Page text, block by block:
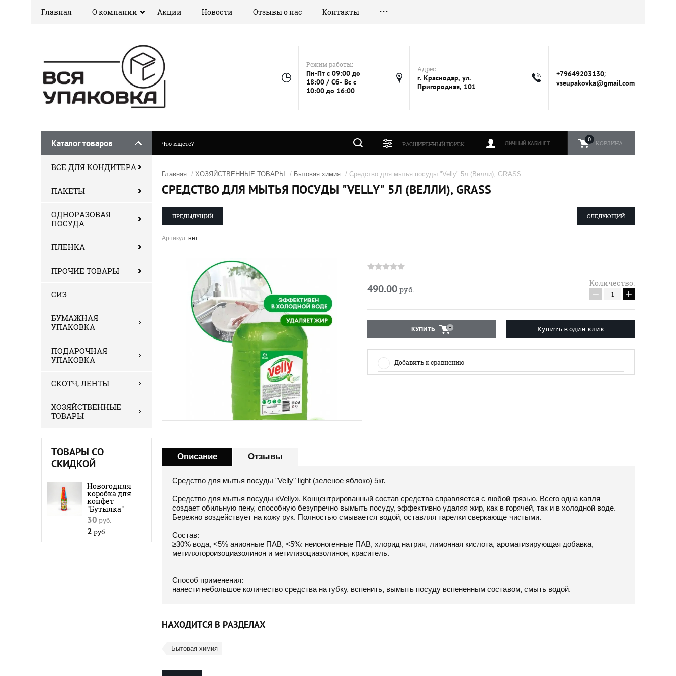
Главная О компании Акции Новости Отзывы о нас Контакты
Режим работы:
Пн-Пт с 09:00 до
18:00 / Сб- Вс с
10:00 до 16:00
Адрес:
г. Краснодар, ул.
Пригородная, 101
+79649203130;
vseupakovka@gmail.com
Каталог товаров КОРЗИНА
0
ЛИЧНЫЙ КАБИНЕТ
РАСШИРЕННЫЙ ПОИСК
ВСЕ ДЛЯ КОНДИТЕРА
ПАКЕТЫ
ОДНОРАЗОВАЯ
ПОСУДА
ПЛЕНКА
ПРОЧИЕ ТОВАРЫ
СИЗ
БУМАЖНАЯ
УПАКОВКА
ПОДАРОЧНАЯ
УПАКОВКА
СКОТЧ, ЛЕНТЫ
ХОЗЯЙСТВЕННЫЕ
ТОВАРЫ
ТОВАРЫ СО
СКИДКОЙ
Новогодняя
коробка для
конфет
"Бутылка"
30руб.
2 руб.
Главная / ХОЗЯЙСТВЕННЫЕ ТОВАРЫ / Бытовая химия / Средство для мытья посуды "Velly" 5л (Велли), GRASS
СРЕДСТВО ДЛЯ МЫТЬЯ ПОСУДЫ "VELLY" 5Л (ВЕЛЛИ), GRASS
ПРЕДЫДУЩИЙ СЛЕДУЮЩИЙ
Артикул: нет
490.00 руб.
Количество:
− +
КУПИТЬ Купить в один клик
Добавить к сравнению
Описание Отзывы
Средство для мытья посуды "Velly" light (зеленое яблоко) 5кг.
Cредство для мытья посуды «Velly». Концентрированный состав средства справляется с любой грязью. Всего одна капля
создает обильную пену, способную безупречно вымыть посуду, эффективно удаляя жир, как в горячей, так и в холодной воде.
Бережно воздействует на кожу рук. Полностью смывается водой, оставляя тарелки сверкающе чистыми.
Состав:
≥30% вода, <5% анионные ПАВ, <5%: неионогенные ПАВ, хлорид натрия, лимонная кислота, ароматизирующая добавка,
метилхлороизоциазолинон и метилизоциазолинон, краситель.
Способ применения:
нанести небольшое количество средства на губку, вспенить, вымыть посуду вспененным составом, смыть водой.
НАХОДИТСЯ В РАЗДЕЛАХ
Бытовая химия